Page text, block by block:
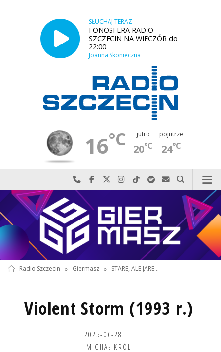
SŁUCHAJ TERAZ
FONOSFERA RADIO
SZCZECIN NA WIECZÓR do
22:00
Joanna Skonieczna
16°C jutro
20°C
pojutrze
24°C
Najlepiej po prostu do nas zadzwoń
Odwiedź nas na Facebook-u
Odwiedź nas na X
Odwiedź nas na Instagram-ie
Odwiedź nas na TikTok-u
Szukaj nas na Spotify
Wyślij do nas
Szukaj
Radio Szczecin » Giermasz » STARE, ALE JARE...
Violent Storm (1993 r.)
2025-06-28
MICHAŁ KRÓL